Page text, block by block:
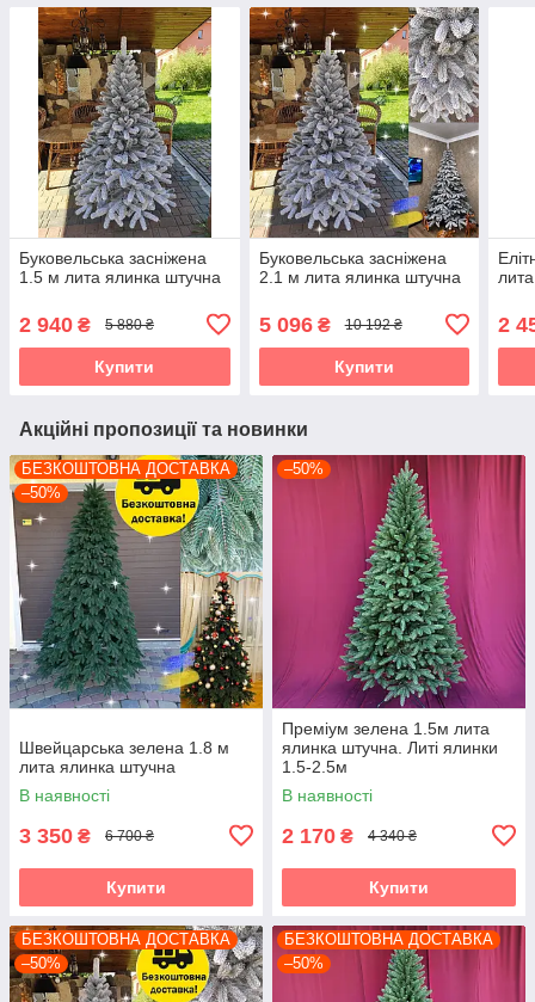
Буковельська засніжена
1.5 м лита ялинка штучна
2 940 ₴ 5 880 ₴
Купити
Буковельська засніжена
2.1 м лита ялинка штучна
5 096₴ 10 192 ₴
Купити
2
Акційні пропозиції та новинки
БЕЗКОШТОВНА ДОСТАВКА
–50%
Швейцарська зелена 1.8 м
лита ялинка штучна
В наявності
3 350 ₴ 6 700 ₴
Купити
–50%
Преміум зелена 1.5м лита
ялинка штучна. Литі ялинки
1.5-2.5м
В наявності
2 170 ₴ 4 340 ₴
Купити
БЕЗКОШТОВНА ДОСТАВКА
–50%
БЕЗКОШТОВНА ДОСТАВКА
–50%